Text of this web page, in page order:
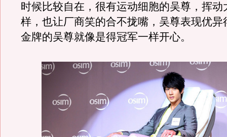
时候比较自在，很有运动细胞的吴尊，挥动
样，也让厂商笑的合不拢嘴，吴尊表现优异
金牌的吴尊就像是得冠军一样开心。